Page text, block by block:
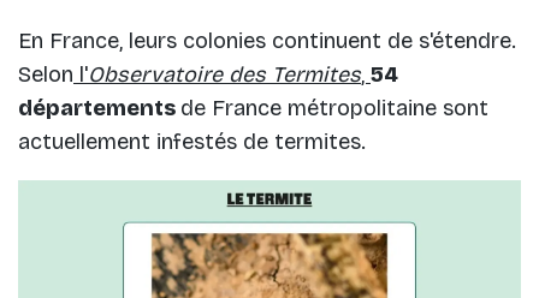
En France, leurs colonies continuent de s'étendre.
Selon l'Observatoire des Termites, 54
départements de France métropolitaine sont
actuellement infestés de termites.